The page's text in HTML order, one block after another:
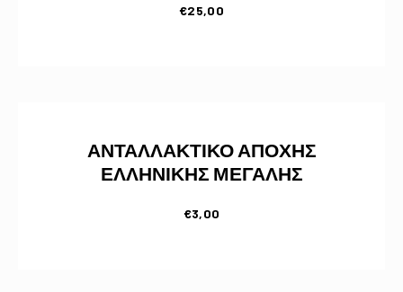
€25,00
ΑΝΤΑΛΛΑΚΤΙΚΟ ΑΠΟΧΗΣ
ΕΛΛΗΝΙΚΗΣ ΜΕΓΑΛΗΣ
€3,00